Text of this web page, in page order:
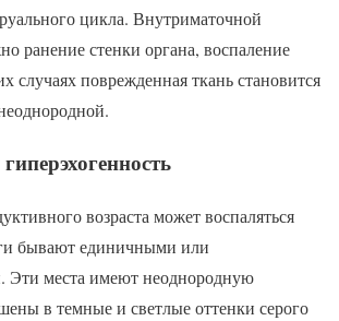
цикла. Внутриматочной
ранение стенки органа, воспаление
случаях поврежденная ткань становится
возраста может воспаляться
бывают единичными или
Эти места имеют неоднородную
в темные и светлые оттенки серого